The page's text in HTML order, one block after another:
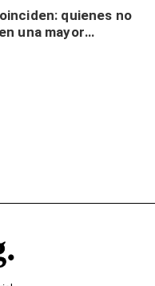
quienes no
una mayor
y no es por